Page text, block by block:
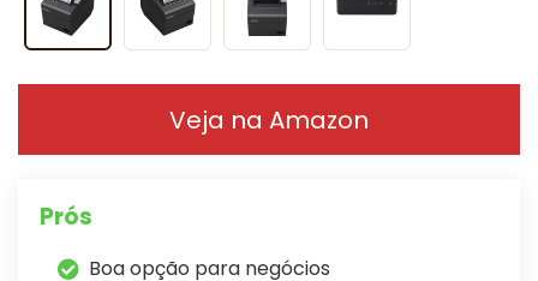
Veja na Amazon
Prós
Boa opção para negócios